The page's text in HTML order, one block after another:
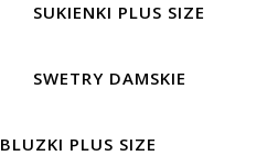
SUKIENKI PLUS SIZE
SWETRY DAMSKIE
BLUZKI PLUS SIZE